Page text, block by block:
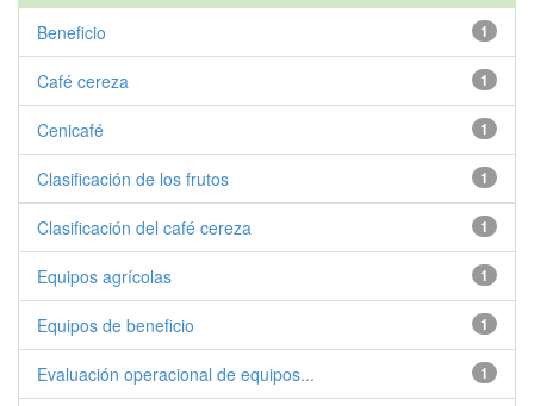
1
Beneficio
1
Café cereza
1
Cenicafé
1
Clasificación de los frutos
1
Clasificación del café cereza
1
Equipos agrícolas
1
Equipos de beneficio
1
Evaluación operacional de equipos...